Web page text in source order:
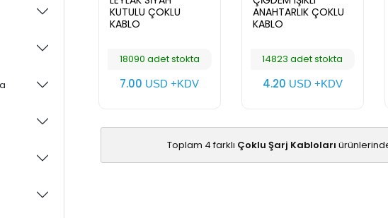
KUTULU ÇOKLU
KABLO
18090 adet stokta
7.00 USD +KDV
ANAHTARLIK ÇOKLU
KABLO
14823 adet stokta
4.20 USD +KDV
Toplam 4 farklı Çoklu Şarj Kabloları